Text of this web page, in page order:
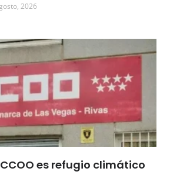
2026
es refugio climático